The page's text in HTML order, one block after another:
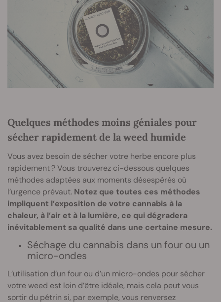
Quelques méthodes moins géniales pour
sécher rapidement de la weed humide
Vous avez besoin de sécher votre herbe encore plus
rapidement ? Vous trouverez ci-dessous quelques
méthodes adaptées aux moments désespérés où
l’urgence prévaut. Notez que toutes ces méthodes
impliquent l’exposition de votre cannabis à la
chaleur, à l’air et à la lumière, ce qui dégradera
inévitablement sa qualité dans une certaine mesure.
Séchage du cannabis dans un four ou un
micro-ondes
L’utilisation d’un four ou d’un micro-ondes pour sécher
votre weed est loin d’être idéale, mais cela peut vous
sortir du pétrin si, par exemple, vous renversez